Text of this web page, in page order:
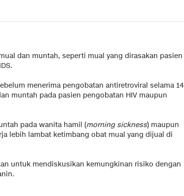
dan muntah, seperti mual yang dirasakan pasien
menerima pengobatan antiretroviral selama 14
muntah pada pasien pengobatan HIV maupun
pada wanita hamil (morning sickness) maupun
lebih lambat ketimbang obat mual yang dijual di
untuk mendiskusikan kemungkinan risiko dengan